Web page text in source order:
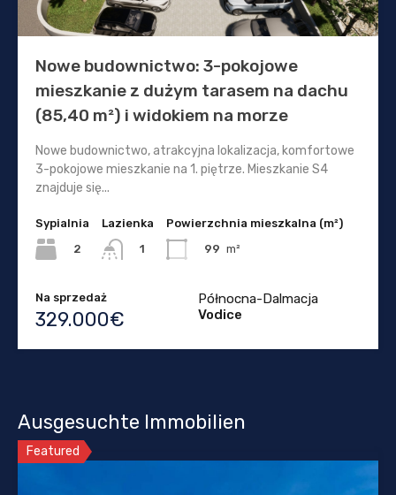
Nowe budownictwo: 3-pokojowe
mieszkanie z dużym tarasem na dachu
(85,40 m²) i widokiem na morze
Nowe budownictwo, atrakcyjna lokalizacja, komfortowe
3-pokojowe mieszkanie na 1. piętrze. Mieszkanie S4
znajduje się...
Sypialnia
2
Lazienka
1
Powierzchnia mieszkalna (m²)
99 m²
Na sprzedaż
329.000€
Północna-Dalmacja
Vodice
Ausgesuchte Immobilien
Featured